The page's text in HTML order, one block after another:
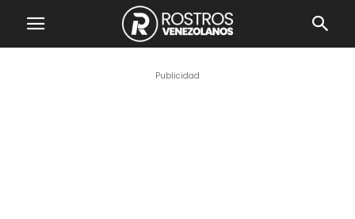
Publicidad